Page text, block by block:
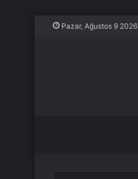
Pazar, Ağustos 9 2026